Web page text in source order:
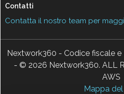
Contatti
Contatta il nostro team per
Nextwork360 - Codice fiscale
- © 2026 Nextwork360. ALL
AWS
Mappa